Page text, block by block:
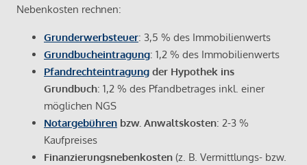
Nebenkosten rechnen:
Grunderwerbsteuer: 3,5 % des Immobilienwerts
Grundbucheintragung: 1,2 % des Immobilienwerts
Pfandrechteintragung der Hypothek ins
Grundbuch: 1,2 % des Pfandbetrages inkl. einer
möglichen NGS
Notargebühren bzw. Anwaltskosten: 2-3 %
Kaufpreises
Finanzierungsnebenkosten (z. B. Vermittlungs- bzw.